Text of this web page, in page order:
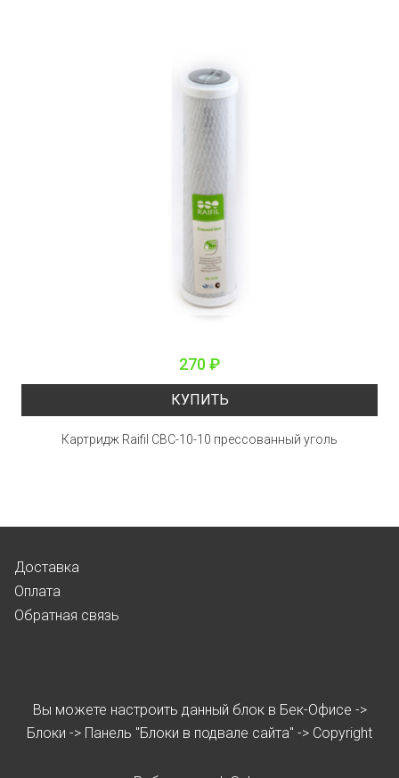
270 ₽
КУПИТЬ
Картридж Raifil CBC-10-10 прессованный уголь
Доставка
Оплата
Обратная связь
Вы можете настроить данный блок в Бек-Офисе ->
Блоки -> Панель "Блоки в подвале сайта" -> Copyright